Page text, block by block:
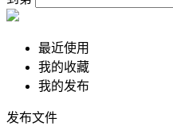
最近使用
我的收藏
我的发布
发布文件